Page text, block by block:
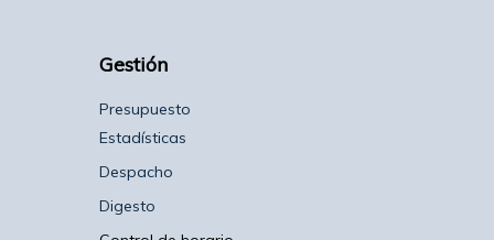
Gestión
Presupuesto
Estadísticas
Despacho
Digesto